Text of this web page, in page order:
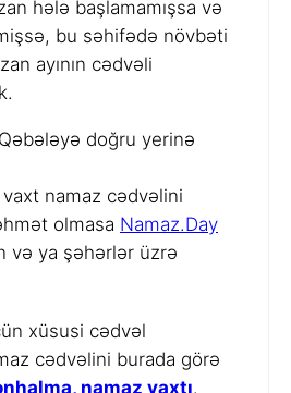
hələ başlamamışsa və
bu səhifədə növbəti
ayının cədvəli
doğru yerinə
namaz cədvəlini
olmasa Namaz.Day
və ya şəhərlər üzrə
xüsusi cədvəl
cədvəlini burada görə
namaz vaxtı.